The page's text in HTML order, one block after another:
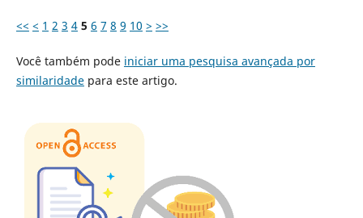
<< < 1 2 3 4 5 6 7 8 9 10 > >>
Você também pode iniciar uma pesquisa avançada por
similaridadepara este artigo.